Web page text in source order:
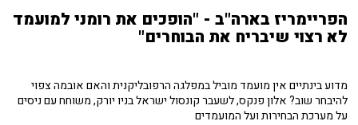
הפריימריז בארה"ב - "הופכים את רומני למועמד
לא רצוי שיבריח את הבוחרים"
מדוע בינתיים אין מועמד מוביל במפלגה הרפובליקנית והאם אובמה צפוי
להיבחר שוב? אלון פנקס, לשעבר קונסול ישראל בניו יורק, משוחח עם ניסים
על מערכת הבחירות ועל המועמדים